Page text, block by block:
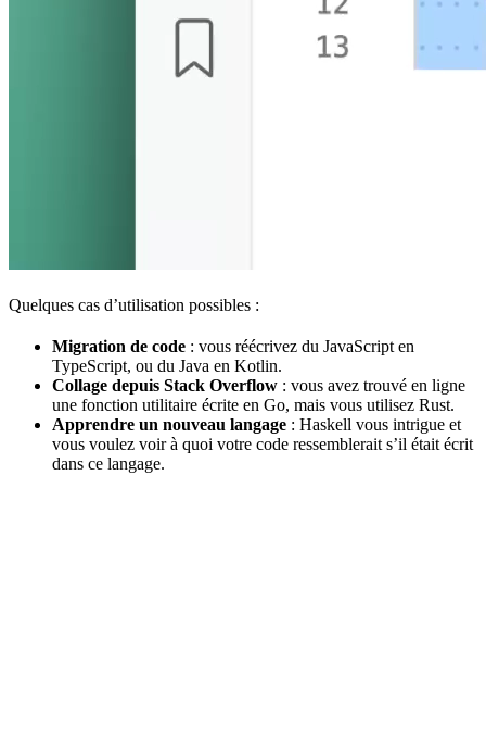
Quelques cas d’utilisation possibles :
Migration de code : vous réécrivez du JavaScript en
TypeScript, ou du Java en Kotlin.
Collage depuis Stack Overflow : vous avez trouvé en ligne
une fonction utilitaire écrite en Go, mais vous utilisez Rust.
Apprendre un nouveau langage : Haskell vous intrigue et
vous voulez voir à quoi votre code ressemblerait s’il était écrit
dans ce langage.